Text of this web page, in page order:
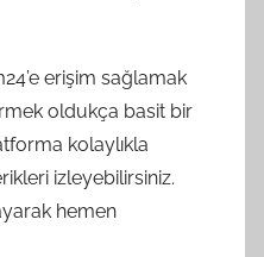
erişim sağlamak
oldukça basit bir
kolaylıkla
izleyebilirsiniz.
hemen